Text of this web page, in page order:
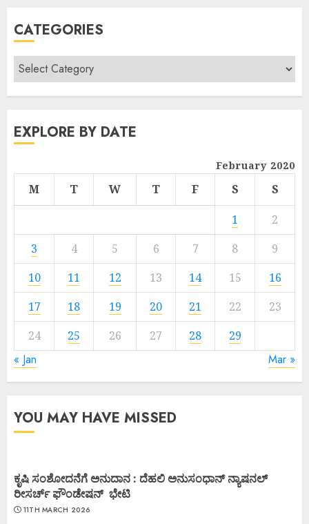
CATEGORIES
EXPLORE BY DATE
February 2020
M T W T F S
S
1
2
3
4 5 6 7 8
9
10
11 12 13 14 15
16
17
18 19 20 21 22
23
24
25 26 27 28 29
« Jan Mar »
YOU MAY HAVE MISSED
ಕೃಷಿ ಸಂಶೋದನೆಗೆ ಅನುದಾನ : ದೆಹಲಿ ಅನುಸಂಧಾನ್ ನ್ಯಾಷನಲ್
ರೀಸರ್ಚ್ ಫೌಂಡೇಷನ್ ಭೇಟಿ
11TH MARCH 2026